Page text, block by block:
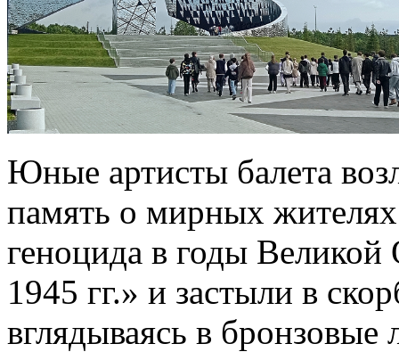
Юные артисты балета
память о мирных
геноцида в годы
1945 гг.» и застыли в
вглядываясь в